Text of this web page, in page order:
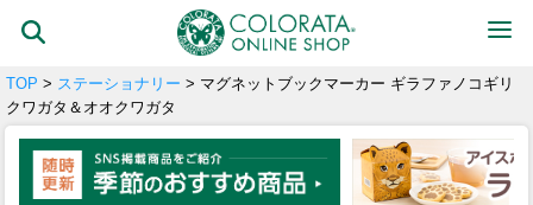
TOP > ステーショナリー > マグネットブックマーカー ギラファノコギリ
クワガタ＆オオクワガタ